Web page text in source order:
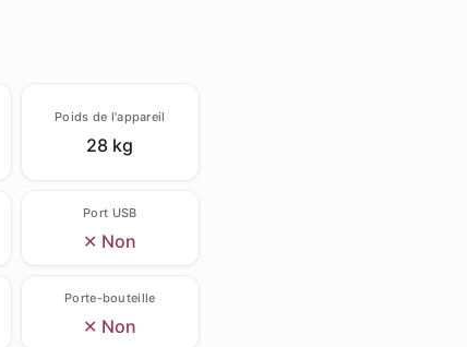
Poids de l'appareil
28 kg
Port USB
✕ Non
Porte-bouteille
✕ Non